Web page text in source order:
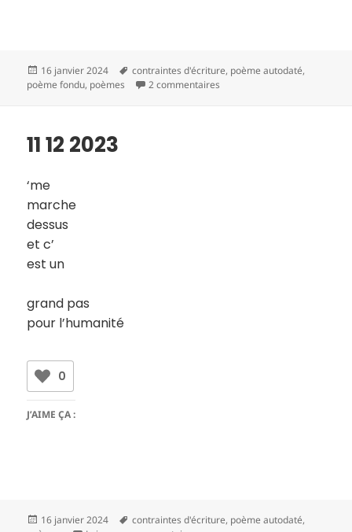
Publié
le
16 janvier 2024
Mots-
clés
contraintes d'écriture, poème autodaté,
poème fondu, poèmes 2 commentaires
11 12 2023
‘me
marche
dessus
et c’
est un
grand pas
pour l’humanité
0
J’AIME ÇA :
Publié
16 janvier 2024
Mots-
contraintes d'écriture, poème autodaté,